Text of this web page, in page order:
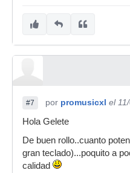
#7 por promusicxl el
Hola Gelete
De buen rollo..cuanto
gran teclado)...poquito a
calidad